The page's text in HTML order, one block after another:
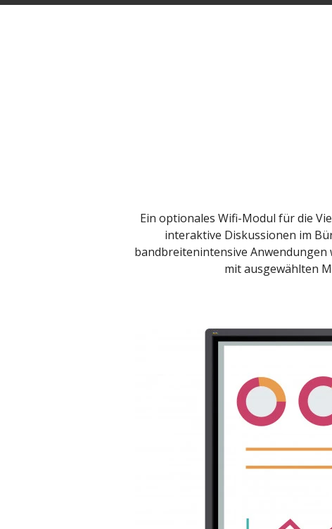
Ein optionales Wifi-Modul für die
interaktive Diskussionen im
bandbreitenintensive Anwendungen
mit ausgewählten